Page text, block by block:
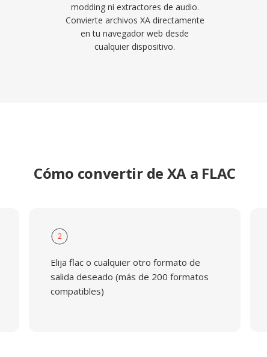
metadatos integrados
las
Tercero, la
modding ni extractores de audio.
Convierte archivos XA directamente
en tu navegador web desde
cualquier dispositivo.
Cómo convertir de XA a FLAC
2
Elija flac o cualquier otro formato de
salida deseado (más de 200 formatos
compatibles)